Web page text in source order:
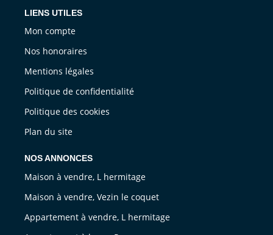
LIENS UTILES
Mon compte
Nos honoraires
Mentions légales
Politique de confidentialité
Politique des cookies
Plan du site
NOS ANNONCES
Maison à vendre, L hermitage
Maison à vendre, Vezin le coquet
Appartement à vendre, L hermitage